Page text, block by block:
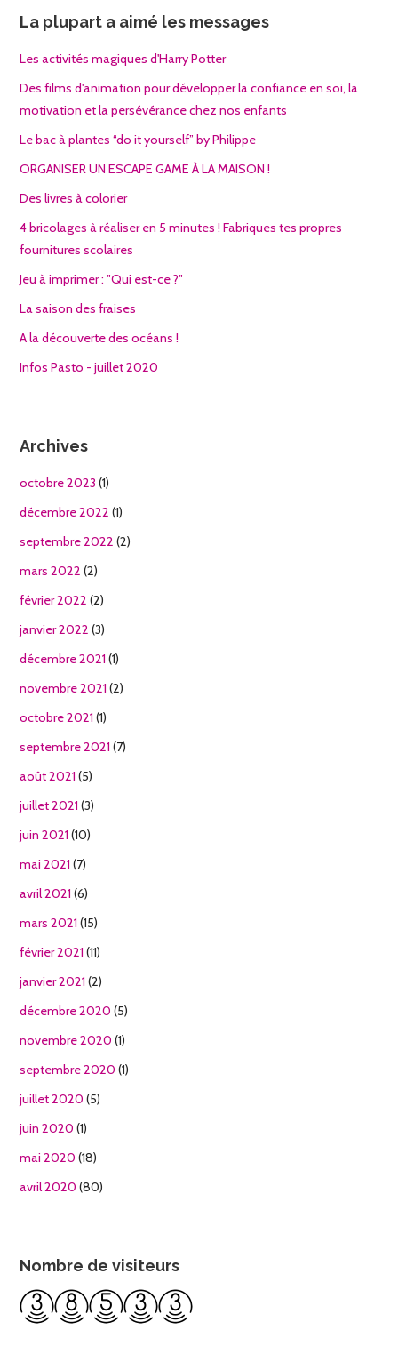
La plupart a aimé les messages
Les activités magiques d'Harry Potter
Des films d'animation pour développer la confiance en soi, la
motivation et la persévérance chez nos enfants
Le bac à plantes “do it yourself” by Philippe
ORGANISER UN ESCAPE GAME À LA MAISON !
Des livres à colorier
4 bricolages à réaliser en 5 minutes ! Fabriques tes propres
fournitures scolaires
Jeu à imprimer : "Qui est-ce ?"
La saison des fraises
A la découverte des océans !
Infos Pasto - juillet 2020
Archives
octobre 2023 (1)
décembre 2022 (1)
septembre 2022 (2)
mars 2022 (2)
février 2022 (2)
janvier 2022 (3)
décembre 2021 (1)
novembre 2021 (2)
octobre 2021 (1)
septembre 2021 (7)
août 2021 (5)
juillet 2021 (3)
juin 2021 (10)
mai 2021 (7)
avril 2021 (6)
mars 2021 (15)
février 2021 (11)
janvier 2021 (2)
décembre 2020 (5)
novembre 2020 (1)
septembre 2020 (1)
juillet 2020 (5)
juin 2020 (1)
mai 2020 (18)
avril 2020 (80)
Nombre de visiteurs